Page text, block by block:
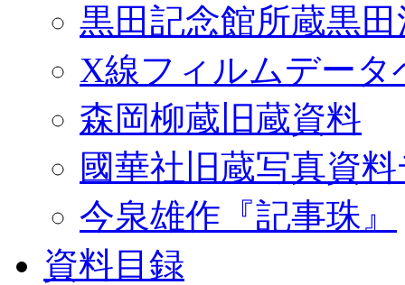
黒田記念館所蔵黒
X線フィルムデータ
森岡柳蔵旧蔵資料
國華社旧蔵写真資
今泉雄作『記事珠』
資料目録